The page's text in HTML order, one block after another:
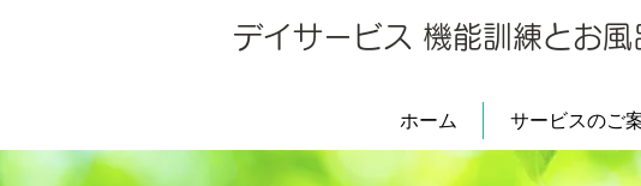
デイサービス 機能訓練とお
ホーム サービスのご